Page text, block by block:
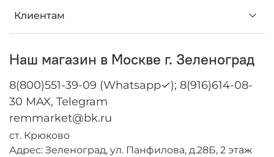
Клиентам
Наш магазин в Москве г. Зеленоград
8(800)551-39-09 (Whatsapp✓); 8(916)614-08-
30 MAX, Telegram
remmarket@bk.ru
ст. Крюково
Адрес: Зеленоград, ул. Панфилова, д.28Б, 2 этаж